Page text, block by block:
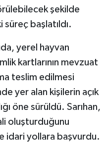
şekilde
süreç başlatıldı.
yerel hayvan
kartlarının mevzuat
teslim edilmesi
yer alan kişilerin açık
öne sürüldü. Sarıhan,
oluşturduğunu
idari yollara başvurdu.